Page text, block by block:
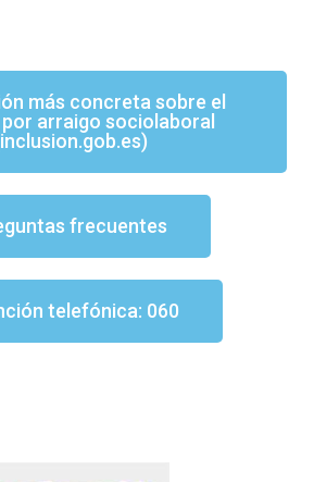
más concreta sobre el
arraigo sociolaboral
frecuentes
telefónica: 060